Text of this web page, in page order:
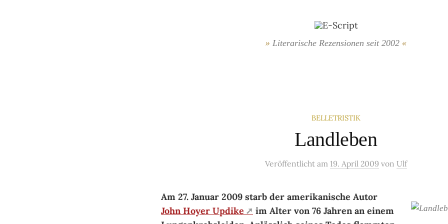
Literarische Rezensionen seit 2002
BELLETRISTIK
Landleben
Veröffentlicht am 19. April 2009 von Ulf
Am 27. Janu­ar 2009 starb der ame­ri­ka­ni­sche Au­tor
John Hoyer Up­dike
im Al­ter von 76 Jah­ren an einem